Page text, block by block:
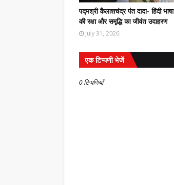
पद्मश्री कैलाशचंद्र पंत दादा- हिंदी भाषा
की रक्षा और समृद्धि का जीवंत उदाहरण
July 31, 2026
एक टिप्पणी भेजें
0 टिप्पणियाँ